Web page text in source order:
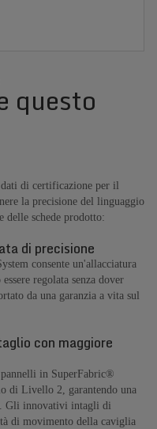
questo
di certificazione per il
la precisione del linguaggio
schede prodotto:
di precisione
consente un'allacciatura
regolata senza dover
da una garanzia a vita sul
con maggiore
pannelli in SuperFabric®
di Livello 2, garantendo una
Gli innovativi intagli di
di movimento della caviglia